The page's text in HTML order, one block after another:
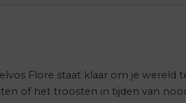
Flore staat klaar om je
of het troosten in tijden van